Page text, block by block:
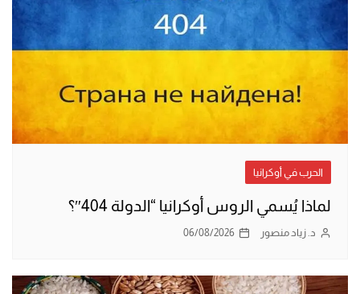
الحرب في أوكرانيا
لماذا يُسمي الروس أوكرانيا “الدولة 404″؟
د. زياد منصور 06/08/2026